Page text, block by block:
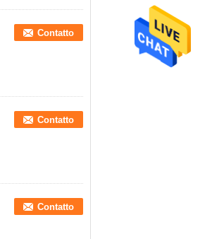
Contatto
Contatto
Contatto